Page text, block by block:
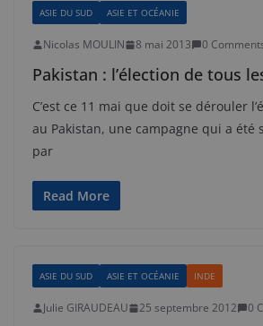
ASIE DU SUD ASIE ET OCÉANIE
Nicolas MOULIN 8 mai 2013 0
Pakistan : l’élection de tous
C’est ce 11 mai que doit se dérouler
au Pakistan, une campagne qui a été
par
Read More
ASIE DU SUD ASIE ET OCÉANIE INDE
Julie GIRAUDEAU 25 septembre 2012 0